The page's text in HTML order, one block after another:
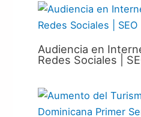
Audiencia en
Redes Sociales |